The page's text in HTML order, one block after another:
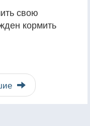
свою
кормить